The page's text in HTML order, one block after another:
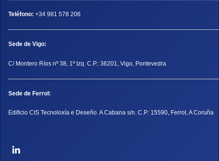
Teléfono: +34 981 578 206
Sede de Vigo:
C/ Montero Ríos nº 38, 1º Izq. C.P.: 36201, Vigo, Pontevedra
Sede de Ferrol:
Edificio CIS Tecnoloxía e Deseño. A Cabana s/n. C.P: 15590, Ferrol, A Coruña